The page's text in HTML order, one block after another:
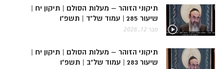
ספר הזוהר ויצא מתקדמים
ספר הזוהר וישלח מתחילים
הזוהר הקדוש וישב מתחילים
תיקוני הזוהר – מעלות הסולם | תיקון יח |
שיעור 285 | עמוד של"ד | תשפ"ו
פבר 12, 2026
תיקוני הזוהר – מעלות הסולם | תיקון יח |
שיעור 283 | עמוד של"ב | תשפ"ו